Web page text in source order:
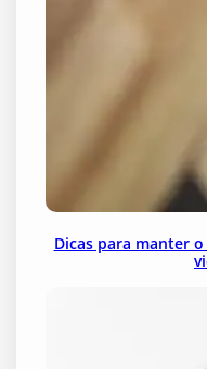
Dicas para manter